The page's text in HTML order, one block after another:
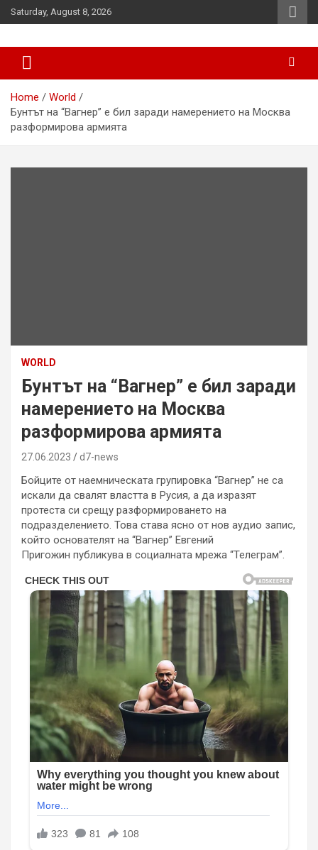
Skip
to
Saturday, August 8, 2026
d7-news.com
Home
World
Бунтът на “Вагнер” е бил заради намерението на Москва
разформирова армията
WORLD
Бунтът на “Вагнер” е бил заради
намерението на Москва
разформирова армията
27.06.2023 d7-news
Бойците от наемническата групировка “Вагнер” не са
искали да свалят властта в Русия, а да изразят
протеста си срещу разформироването на
подразделението. Това става ясно от нов аудио запис,
който основателят на “Вагнер” Евгений
Пригожин публикува в социалната мрежа “Телеграм”.